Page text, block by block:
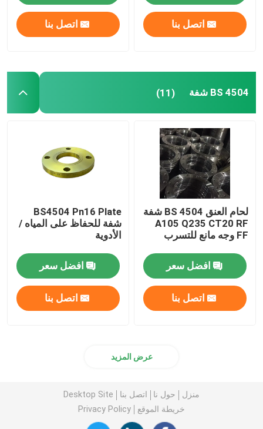
اتصل بنا اتصل بنا
BS 4504 شفة (11)
لحام العنق BS 4504 شفة
A105 Q235 CT20 RF
FF وجه مانع للتسرب
افضل سعر
اتصل بنا
BS4504 Pn16 Plate
شفة للحفاظ على المياه /
الأدوية
افضل سعر
اتصل بنا
عرض المزيد
منزل حول نا اتصل بنا
Desktop Site
خريطة الموقع
Privacy Policy